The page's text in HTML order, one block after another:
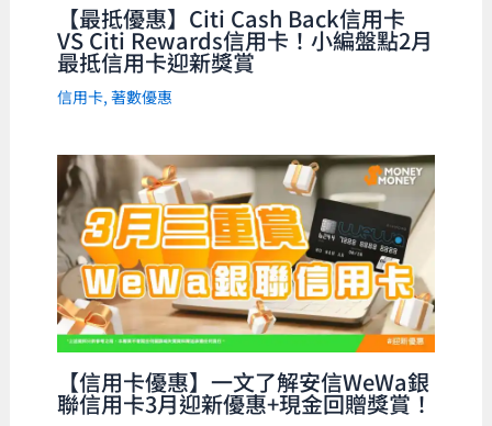
【最抵優惠】Citi Cash Back信用卡
VS Citi Rewards信用卡！小編盤點2月
最抵信用卡迎新獎賞
信用卡, 著數優惠
【信用卡優惠】一文了解安信WeWa銀
聯信用卡3月迎新優惠+現金回贈獎賞！